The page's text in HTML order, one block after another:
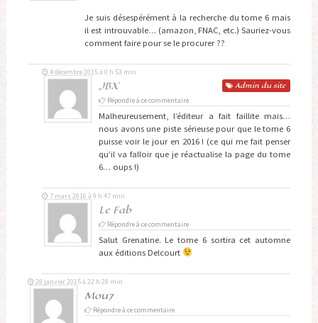
Je suis désespérément à la recherche du tome 6 mais
il est introuvable… (amazon, FNAC, etc.) Sauriez-vous
comment faire pour se le procurer ??
JBX Admin du site
4 décembre 2015 à 0 h 53 min
Répondre à ce commentaire
Malheureusement, l’éditeur a fait faillite mais…
nous avons une piste sérieuse pour que le tome 6
puisse voir le jour en 2016 ! (ce qui me fait penser
qu’il va falloir que je réactualise la page du tome
6… oups !)
Le Fab
7 mars 2016 à 9 h 47 min
Répondre à ce commentaire
Salut Grenatine. Le tome 6 sortira cet automne
aux éditions Delcourt
Mou7
28 janvier 2015 à 22 h 28 min
Répondre à ce commentaire